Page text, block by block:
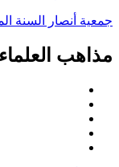
جمعية أنصار السنة
مذاهب العلماء في عدد مخارج